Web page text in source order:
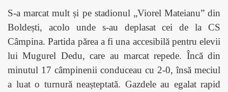
S-a marcat mult și pe stadionul „Viorel Mateianu” din
Boldești, acolo unde s-au deplasat cei de la CS
Câmpina. Partida părea a fi una accesibilă pentru elevii
lui Mugurel Dedu, care au marcat repede. Încă din
minutul 17 câmpinenii conduceau cu 2-0, însă meciul
a luat o turnură neașteptată. Gazdele au egalat rapid